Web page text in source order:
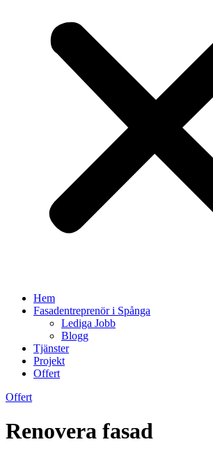
Hem
Fasadentreprenör i Spånga
Lediga Jobb
Blogg
Tjänster
Projekt
Offert
Offert
Renovera fasad